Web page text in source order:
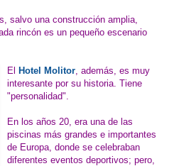
salvo una construcción amplia,
rincón es un pequeño escenario
ElHotel Molitor , además, es muy
interesante por su historia. Tiene
"personalidad".
En los años 20, era una de las
piscinas más grandes e importantes
de Europa, donde se celebraban
diferentes eventos deportivos; pero,